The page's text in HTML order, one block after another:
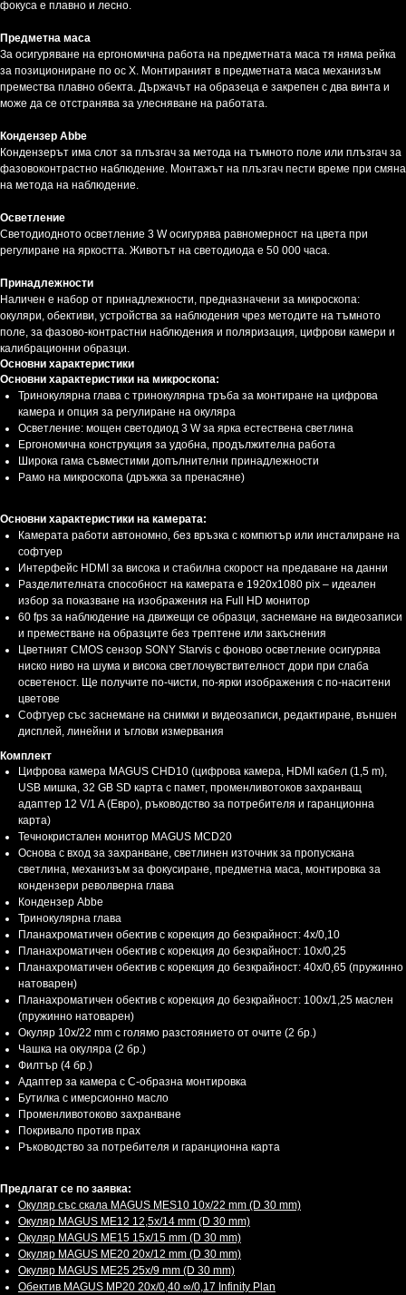
фокуса е плавно и лесно.
Предметна маса
За осигуряване на ергономична работа на предметната маса тя няма рейка
за позициониране по ос Х. Монтираният в предметната маса механизъм
премества плавно обекта. Държачът на образеца е закрепен с два винта и
може да се отстранява за улесняване на работата.
Кондензер Abbe
Кондензерът има слот за плъзгач за метода на тъмното поле или плъзгач за
фазовоконтрастно наблюдение. Монтажът на плъзгач пести време при смяна
на метода на наблюдение.
Осветление
Светодиодното осветление 3 W осигурява равномерност на цвета при
регулиране на яркостта. Животът на светодиода е 50 000 часа.
Принадлежности
Наличен е набор от принадлежности, предназначени за микроскопа:
окуляри, обективи, устройства за наблюдения чрез методите на тъмното
поле, за фазово-контрастни наблюдения и поляризация, цифрови камери и
калибрационни образци.
Основни характеристики
Основни характеристики на микроскопа:
Тринокулярна глава с тринокулярна тръба за монтиране на цифрова
камера и опция за регулиране на окуляра
Осветление: мощен светодиод 3 W за ярка естествена светлина
Ергономична конструкция за удобна, продължителна работа
Широка гама съвместими допълнителни принадлежности
Рамо на микроскопа (дръжка за пренасяне)
Основни характеристики на камерата:
Камерата работи автономно, без връзка с компютър или инсталиране на
софтуер
Интерфейс HDMI за висока и стабилна скорост на предаване на данни
Разделителната способност на камерата е 1920x1080 pix – идеален
избор за показване на изображения на Full HD монитор
60 fps за наблюдение на движещи се образци, заснемане на видеозаписи
и преместване на образците без трептене или закъснения
Цветният CMOS сензор SONY Starvis с фоново осветление осигурява
ниско ниво на шума и висока светлочувствителност дори при слаба
осветеност. Ще получите по-чисти, по-ярки изображения с по-наситени
цветове
Софтуер със заснемане на снимки и видеозаписи, редактиране, външен
дисплей, линейни и ъглови измервания
Комплект
Цифрова камера MAGUS CHD10 (цифрова камера, HDMI кабел (1,5 m),
USB мишка, 32 GB SD карта с памет, променливотоков захранващ
адаптер 12 V/1 A (Евро), ръководство за потребителя и гаранционна
карта)
Течнокристален монитор MAGUS MCD20
Основа с вход за захранване, светлинен източник за пропускана
светлина, механизъм за фокусиране, предметна маса, монтировка за
кондензери револверна глава
Кондензер Abbe
Тринокулярна глава
Планахроматичен обектив с корекция до безкрайност: 4x/0,10
Планахроматичен обектив с корекция до безкрайност: 10x/0,25
Планахроматичен обектив с корекция до безкрайност: 40x/0,65 (пружинно
натоварен)
Планахроматичен обектив с корекция до безкрайност: 100x/1,25 маслен
(пружинно натоварен)
Окуляр 10x/22 mm с голямо разстоянието от очите (2 бр.)
Чашка на окуляра (2 бр.)
Филтър (4 бр.)
Адаптер за камера с С-образна монтировка
Бутилка с имерсионно масло
Променливотоково захранване
Покривало против прах
Ръководство за потребителя и гаранционна карта
Предлагат се по заявка:
Окуляр със скала MAGUS MES10 10х/22 mm (D 30 mm)
Окуляр MAGUS ME12 12,5х/14 mm (D 30 mm)
Окуляр MAGUS ME15 15x/15 mm (D 30 mm)
Окуляр MAGUS ME20 20х/12 mm (D 30 mm)
Окуляр MAGUS ME25 25х/9 mm (D 30 mm)
Обектив MAGUS MP20 20х/0,40 ∞/0,17 Infinity Plan